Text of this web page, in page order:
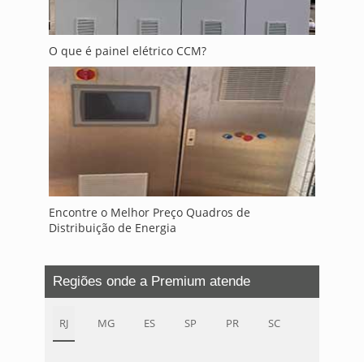
O que é painel elétrico CCM?
Encontre o Melhor Preço Quadros de
Distribuição de Energia
Regiões onde a Premium atende
RJ MG ES SP PR SC